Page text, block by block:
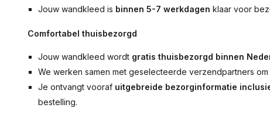
Jouw wandkleed is binnen 5-7 werkdagen klaar voor
Comfortabel thuisbezorgd
Jouw wandkleed wordt gratis thuisbezorgd binnen
We werken samen met geselecteerde verzendpartners
Je ontvangt vooraf uitgebreide bezorginformatie
bestelling.